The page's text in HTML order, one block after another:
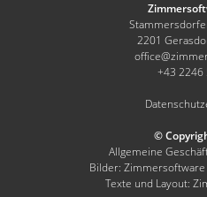
2201
+43 2246
©
Allgemeine
Bilder: Zimmersoftware
Texte und Layout: